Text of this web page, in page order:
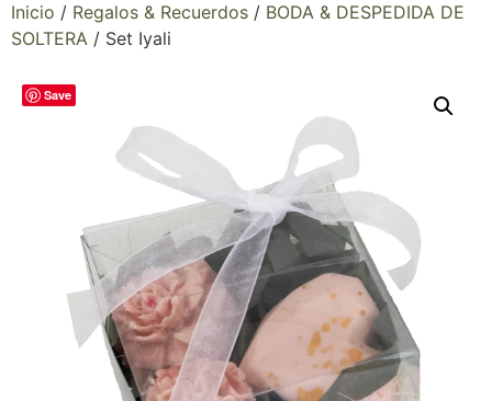
Inicio / Regalos & Recuerdos / BODA & DESPEDIDA DE
SOLTERA / Set Iyali
Save